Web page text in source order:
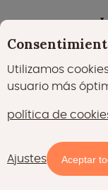
Utilizamos
usuario más
política de
Ajustes Aceptar